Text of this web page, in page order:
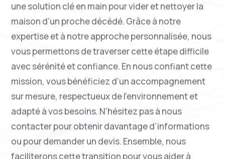
une solution clé en main pour vider et nettoyer la
maison d’un proche décédé. Grâce à notre
expertise et à notre approche personnalisée, nous
vous permettons de traverser cette étape difficile
avec sérénité et confiance. En nous confiant cette
mission, vous bénéficiez d’un accompagnement
sur mesure, respectueux de l’environnement et
adapté à vos besoins. N’hésitez pas à nous
contacter pour obtenir davantage d’informations
ou pour demander un devis. Ensemble, nous
faciliterons cette transition pour vous aider à